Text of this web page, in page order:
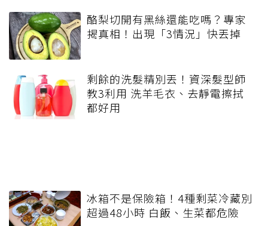
酪梨切開有黑絲還能吃嗎？專家
揭真相！出現「3情況」快丟掉
剩餘的洗髮精別丟！資深髮型師
教3利用 洗羊毛衣、去靜電擦拭
都好用
冰箱不是保險箱！4種剩菜冷藏別
超過48小時 白飯、生菜都危險